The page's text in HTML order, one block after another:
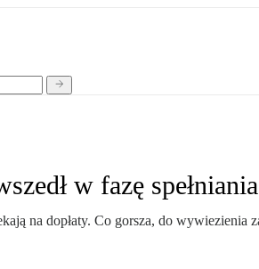
w fazę
na dopłaty. Co gorsza, do